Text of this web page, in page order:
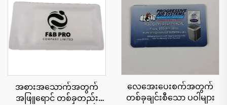
အစားအသောက်အတွက်
အဖြူရောင် တစ်ခုတည်း
လေအေးပေးစက်အတွက်
တစ်ခုချင်းစီသော ပဝါများ